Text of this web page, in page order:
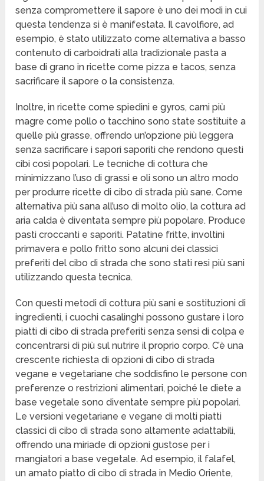
senza compromettere il sapore è uno dei modi in cui
questa tendenza si è manifestata. Il cavolfiore, ad
esempio, è stato utilizzato come alternativa a basso
contenuto di carboidrati alla tradizionale pasta a
base di grano in ricette come pizza e tacos, senza
sacrificare il sapore o la consistenza.
Inoltre, in ricette come spiedini e gyros, carni più
magre come pollo o tacchino sono state sostituite a
quelle più grasse, offrendo un’opzione più leggera
senza sacrificare i sapori saporiti che rendono questi
cibi così popolari. Le tecniche di cottura che
minimizzano l’uso di grassi e oli sono un altro modo
per produrre ricette di cibo di strada più sane. Come
alternativa più sana all’uso di molto olio, la cottura ad
aria calda è diventata sempre più popolare. Produce
pasti croccanti e saporiti. Patatine fritte, involtini
primavera e pollo fritto sono alcuni dei classici
preferiti del cibo di strada che sono stati resi più sani
utilizzando questa tecnica.
Con questi metodi di cottura più sani e sostituzioni di
ingredienti, i cuochi casalinghi possono gustare i loro
piatti di cibo di strada preferiti senza sensi di colpa e
concentrarsi di più sul nutrire il proprio corpo. C’è una
crescente richiesta di opzioni di cibo di strada
vegane e vegetariane che soddisfino le persone con
preferenze o restrizioni alimentari, poiché le diete a
base vegetale sono diventate sempre più popolari.
Le versioni vegetariane e vegane di molti piatti
classici di cibo di strada sono altamente adattabili,
offrendo una miriade di opzioni gustose per i
mangiatori a base vegetale. Ad esempio, il falafel,
un amato piatto di cibo di strada in Medio Oriente,